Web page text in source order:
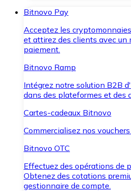
Bitnovo Pay
Acceptez les
et attirez des clients avec un
paiement.
Bitnovo Ramp
Intégrez notre solution B2B
dans des plateformes et des
Cartes-cadeaux Bitnovo
Commercialisez nos
Bitnovo OTC
Effectuez des opérations de
Obtenez des cotations
gestionnaire de compte.